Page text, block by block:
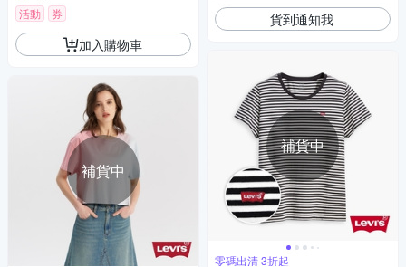
活動 券
加入購物車
補貨中
貨到通知我
補貨中
零碼出清 3折起